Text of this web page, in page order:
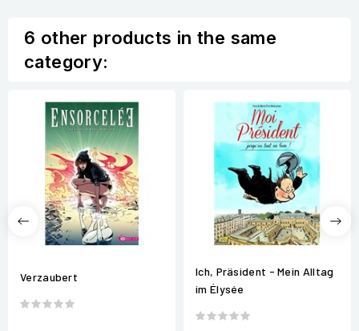
6 other products in the same
category:
Verzaubert
Ich, Präsident - Mein Alltag
im Élysée